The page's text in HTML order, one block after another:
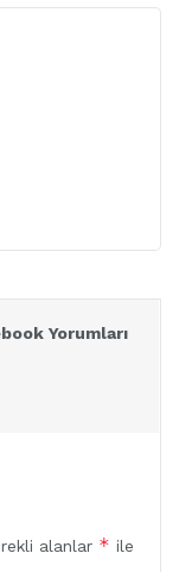
Yorumları
alanlar * ile